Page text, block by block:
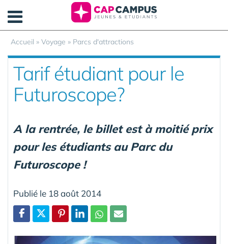
Accueil » Voyage » Parcs d'attractions
Tarif étudiant pour le
Futuroscope?
A la rentrée, le billet est à moitié prix
pour les étudiants au Parc du
Futuroscope !
Publié le 18 août 2014
Panneau de gestion des cookies